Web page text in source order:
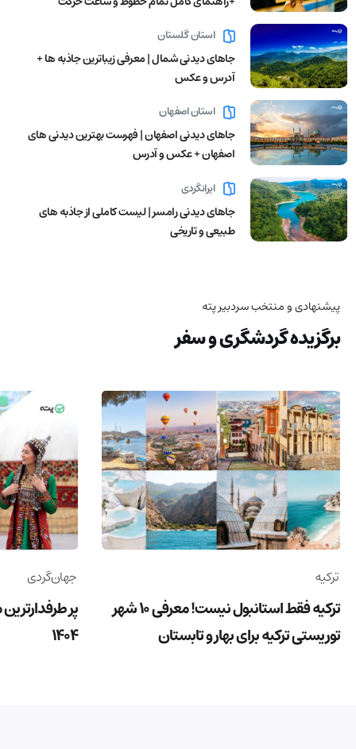
استان گلستان
جاهای دیدنی شمال | معرفی زیباترین جاذبه ها +
آدرس و عکس
استان اصفهان
جاهای دیدنی اصفهان | فهرست بهترین دیدنی های
اصفهان + عکس و آدرس
ایرانگردی
جاهای دیدنی رامسر | لیست کاملی از جاذبه های
طبیعی و تاریخی
پیشنهادی و منتخب سردبیر پته
برگزیده گردشگری و سفر
ترکیه
ترکیه فقط استانبول نیست! معرفی 10 شهر
توریستی ترکیه برای بهار و تابستان
جهان‌گردی
پر
1404